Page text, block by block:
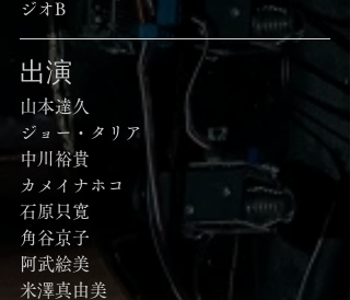
ジオB
出演
山本達久
ジョー・タリア
中川裕貴
カメイナホコ
石原只寛
角谷京子
阿武絵美
米澤真由美